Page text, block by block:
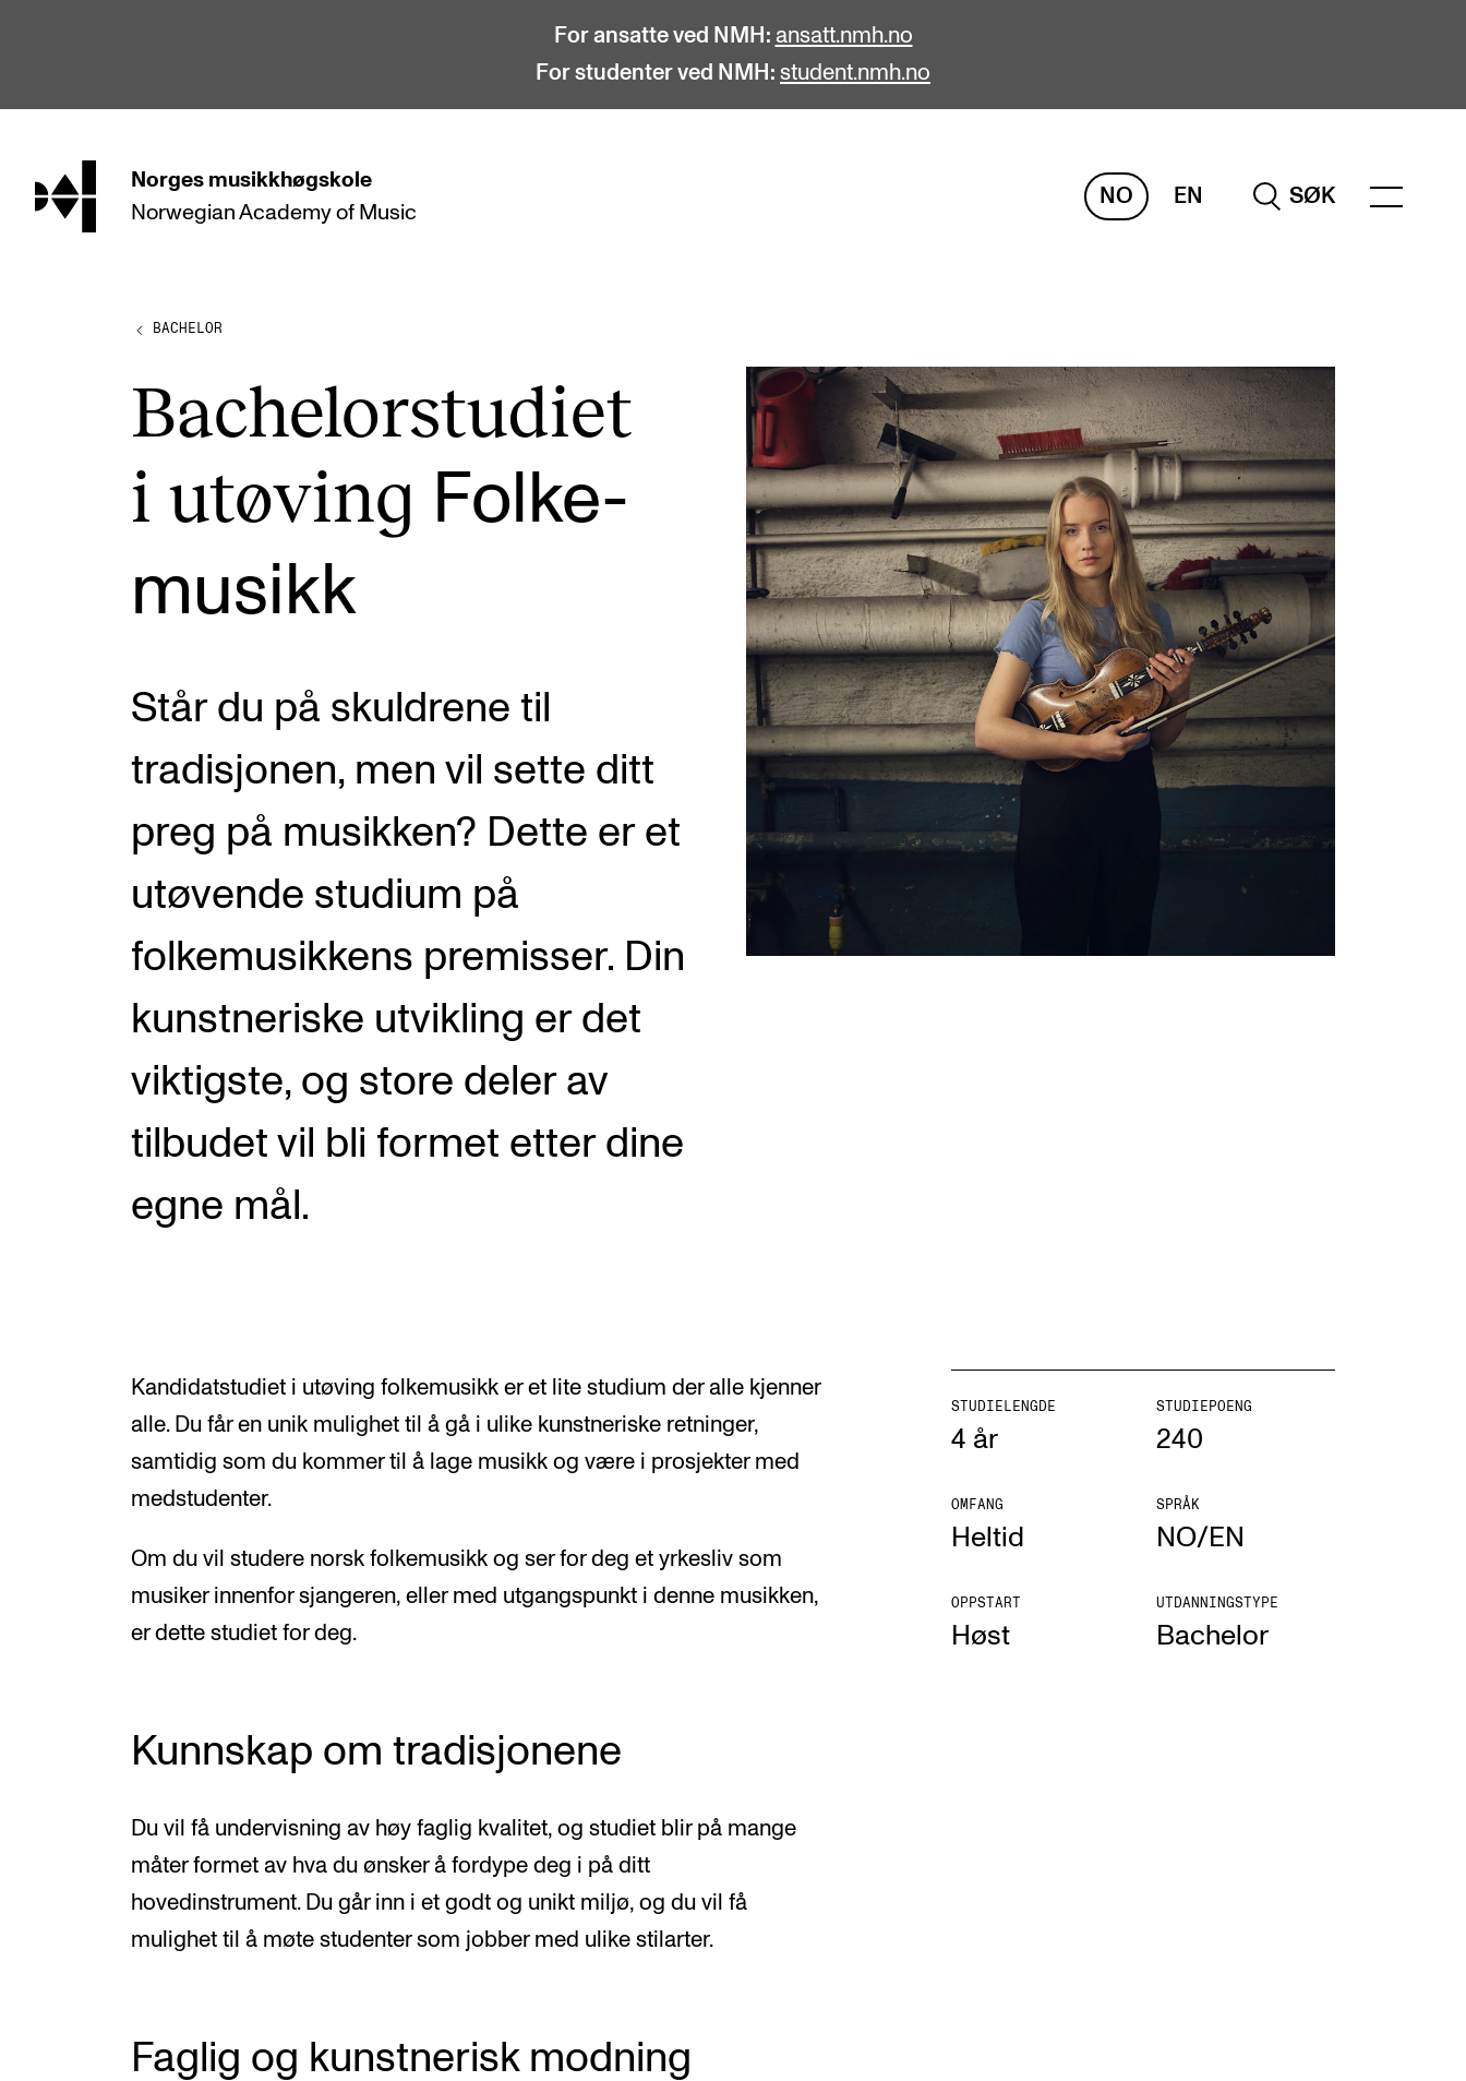
For ansatte ved NMH: ansatt.nmh.no
For studenter ved NMH: student.nmh.no
hjem Norges musikkhøgskole
Norwegian Academy of Music
NO EN
SØK
STUDIER
Bachelor
Doktorgrad
Etterutdanning og kurs
Salane våre
Studentutvalet SUT (student.nmh.no)
NordART
Prosjekter
Publikasjoner
Utveksling
Internasjonal strategi
Samarbeidsprosjekter
Nettverk
IN.TUNE
Arrangementer og konserter
Nyheter og historier
INFO
Om Norges musikkhøgskole
Kontakt oss
Finn ansatte
For ansatte og studenter
BACHELOR
Bachel­or­stu­di­et
i utøving Folke­
mu­sikk
Står du på skuldrene til
tradisjonen, men vil sette ditt
preg på musikken? Dette er et
utøvende studium på
folkemusikkens premisser. Din
kunstneriske utvikling er det
viktigste, og store deler av
tilbudet vil bli formet etter dine
egne mål.
STUDIELENGDE
4 år
STUDIEPOENG
240
OMFANG
Heltid
SPRÅK
NO/EN
OPPSTART
Høst
UTDANNINGSTYPE
Bachelor
Kandidatstudiet i utøving folkemusikk er et lite studium der alle kjenner
alle. Du får en unik mulighet til å gå i ulike kunstneriske retninger,
samtidig som du kommer til å lage musikk og være i prosjekter med
medstudenter.
Om du vil studere norsk folkemusikk og ser for deg et yrkesliv som
musiker innenfor sjangeren, eller med utgangspunkt i denne musikken,
er dette studiet for deg.
Kunnskap om tradisjonene
Du vil få undervisning av høy faglig kvalitet, og studiet blir på mange
måter formet av hva du ønsker å fordype deg i på ditt
hovedinstrument. Du går inn i et godt og unikt miljø, og du vil få
mulighet til å møte studenter som jobber med ulike stilarter.
Faglig og kunstnerisk modning